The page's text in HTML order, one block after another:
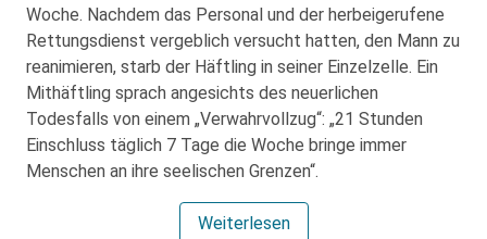
Woche. Nachdem das Personal und der herbeigerufene
Rettungsdienst vergeblich versucht hatten, den Mann zu
reanimieren, starb der Häftling in seiner Einzelzelle. Ein
Mithäftling sprach angesichts des neuerlichen
Todesfalls von einem „Verwahrvollzug“: „21 Stunden
Einschluss täglich 7 Tage die Woche bringe immer
Menschen an ihre seelischen Grenzen“.
Weiterlesen